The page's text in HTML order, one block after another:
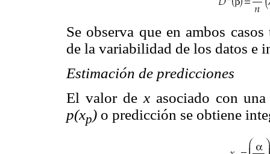
Se observa que en ambos
de la variabilidad de los datos e
Estimación de predicciones
El valor de xasociado con una
p(xp) o predicción se obtiene